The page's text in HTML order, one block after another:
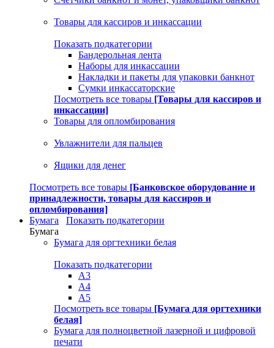
Товары для кассиров и инкассации
Показать подкатегории
Бандерольная лента
Наборы для инкассации
Накладки и пакеты для упаковки банкнот
Сумки инкассаторские
Посмотреть все товары [Товары для кассиров и
инкассации]
Товары для опломбирования
Увлажнители для пальцев
Ящики для денег
Посмотреть все товары [Банковское оборудование и
принадлежности, товары для кассиров и
опломбирования]
Бумага
Показать подкатегории
Бумага
Бумага для оргтехники белая
Показать подкатегории
A3
A4
A5
Посмотреть все товары [Бумага для оргтехники
белая]
Бумага для полноцветной лазерной и цифровой
печати